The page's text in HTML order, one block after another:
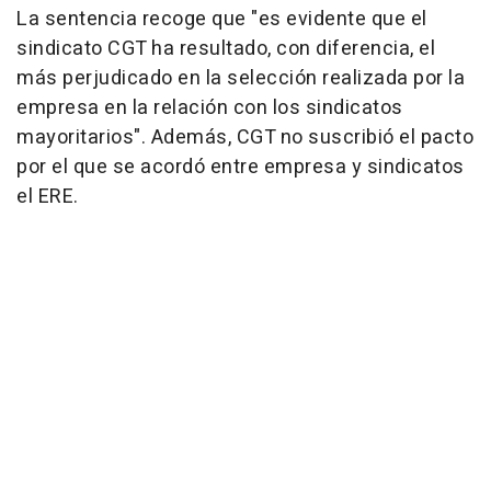
La sentencia recoge que "es evidente que el
sindicato CGT ha resultado, con diferencia, el
más perjudicado en la selección realizada por la
empresa en la relación con los sindicatos
mayoritarios". Además, CGT no suscribió el pacto
por el que se acordó entre empresa y sindicatos
el ERE.